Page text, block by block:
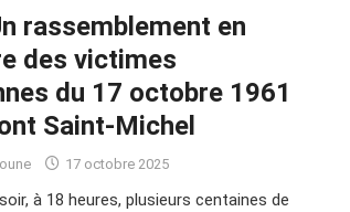
rassemblement en
des victimes
du 17 octobre 1961
Saint-Michel
17 octobre 2025
à 18 heures, plusieurs centaines de